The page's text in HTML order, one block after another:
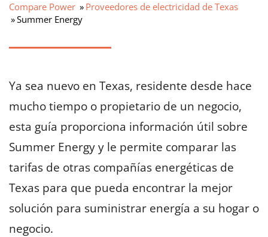
Compare Power
Proveedores de electricidad de Texas
Summer Energy
Ya sea nuevo en Texas, residente desde hace
mucho tiempo o propietario de un negocio,
esta guía proporciona información útil sobre
Summer Energy y le permite comparar las
tarifas de otras compañías energéticas de
Texas para que pueda encontrar la mejor
solución para suministrar energía a su hogar o
negocio.